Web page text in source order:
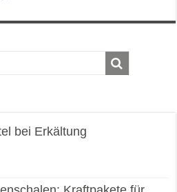
bei Erkältung